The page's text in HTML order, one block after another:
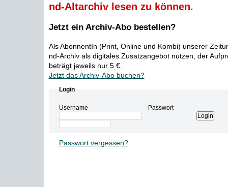
nd-Altarchiv lesen zu können.
Jetzt ein Archiv-Abo bestellen?
Als AbonnentIn (Print, Online und Kombi) unserer
nd-Archiv als digitales Zusatzangebot nutzen, der
beträgt jeweils nur 5 €.
Jetzt das Archiv-Abo buchen?
Login
Username Passwort
Passwort vergessen?